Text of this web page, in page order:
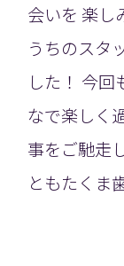
会いを 楽し
うちのスタ
した！ 今
なで楽しく
事をご馳走
ともたくま